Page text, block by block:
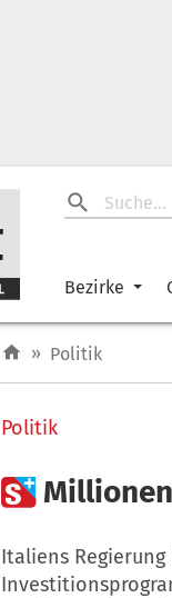
Bezirke
» Politik
Politik

Italiens